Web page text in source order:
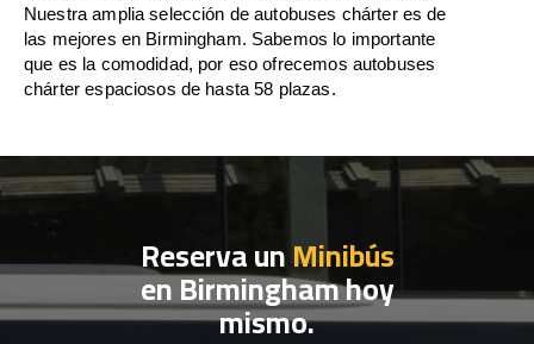
Nuestra amplia selección de autobuses chárter es de
las mejores en Birmingham. Sabemos lo importante
que es la comodidad, por eso ofrecemos autobuses
chárter espaciosos de hasta 58 plazas.
Reserva unMinibús
en Birmingham hoy
mismo.